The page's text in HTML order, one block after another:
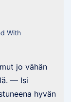
With
jo vähän
— Isi
hyvän